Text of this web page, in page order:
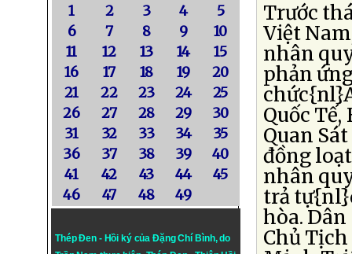
1 2 3 4
5
6
7 8 9
10
11
12 13 14
15
16
17 18 19
20
21
22 23 24
25
26
27 28 29
30
31
32 33 34
35
36
37 38 39
40
41
42 43 44
45
46
47 48 49
Thép Đen - Hồi ký của Đặng Chí Bình, do
Trước
Việt
nhân
phản
Quốc
Quan
đồng
nhân
trả
hòa.
Chủ